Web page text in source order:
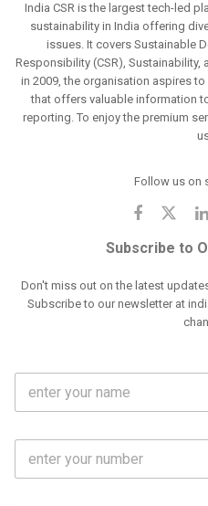
India CSR is the largest tech-led
sustainability in India offering
issues. It covers Sustainable
Responsibility (CSR), Sustainability,
in 2009, the organisation aspires
that offers valuable information
reporting. To enjoy the premium
Follow us on
Subscribe to
Don't miss out on the latest
Subscribe to our newsletter at
F
l
m
e
M
b